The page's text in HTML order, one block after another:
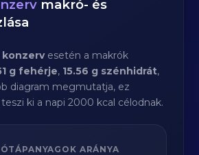
makró- és
konzervesetén a makrók
g fehérje, 15.56 g szénhidrát,
diagram megmutatja, ez
ki a napi 2000 kcal célodnak.
ARÁNYA